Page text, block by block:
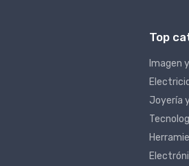
Top
Imagen
Joyería